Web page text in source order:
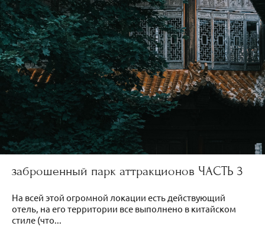
заброшенный парк аттракционов ЧАСТЬ 3
На всей этой огромной локации есть действующий
отель, на его территории все выполнено в китайском
стиле (что...